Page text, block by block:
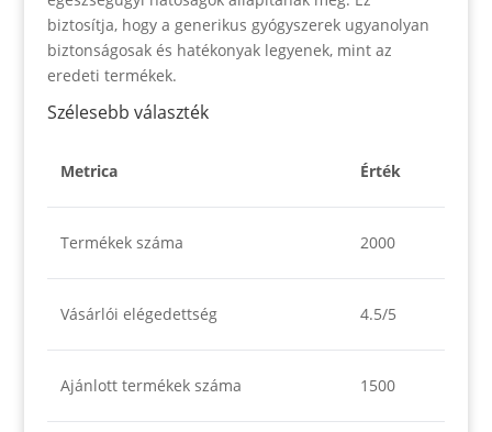
biztosítja, hogy a generikus gyógyszerek ugyanolyan
biztonságosak és hatékonyak legyenek, mint az
eredeti termékek.
Szélesebb választék
Metrica Érték
Termékek száma 2000
Vásárlói elégedettség 4.5/5
Ajánlott termékek száma 1500